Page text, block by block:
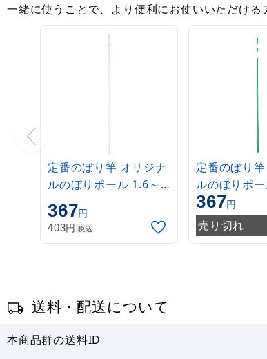
一緒に使うことで、より便利にお使いいただける
定番のぼり竿 オリジナ
ルのぼりポール 1.6～
3m 伸縮式 白
(30537***)
367円
403円 税込
定番のぼり
ルのぼりポ
3m 伸縮式 緑
(30537GRN)
367円
売り切れ
送料・配送について
本商品群の送料ID